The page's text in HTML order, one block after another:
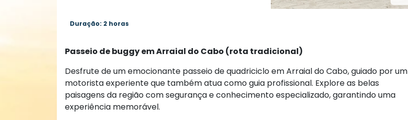
Duração: 2 horas
Passeio de buggy em Arraial do Cabo (rota tradicional)
Desfrute de um emocionante passeio de quadriciclo em Arraial do Cabo, guiado por um
motorista experiente que também atua como guia profissional. Explore as belas
paisagens da região com segurança e conhecimento especializado, garantindo uma
experiência memorável.